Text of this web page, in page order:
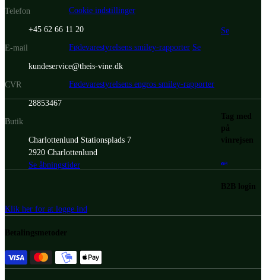
Telefon
+45 62 66 11 20
E-mail
kundeservice@theis-vine.dk
CVR
28853467
Butik
Charlottenlund Stationsplads 7
2920 Charlottenlund
Se åbningstider
Cookie indstillinger
Se
Fødevarestyrelsens smiley-rapporter Se
Fødevarestyrelsens engros smiley-rapporter
Tag med
på
vinrejsen
B2B login
Klik her for at logge ind
Betalingsmetoder